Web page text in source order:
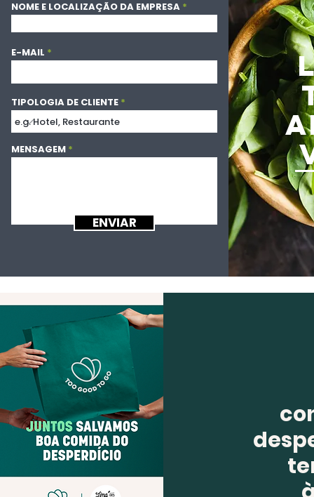
NOME E LOCALIZAÇÃO DA EMPRESA
E-MAIL
TIPOLOGIA DE CLIENTE
MENSAGEM
ENVIAR